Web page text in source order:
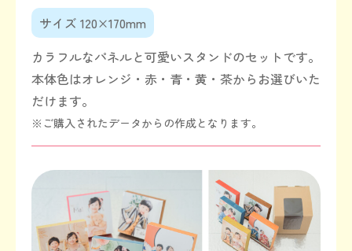
サイズ 120×170mm
カラフルなパネルと可愛いスタンドのセットです。
本体色はオレンジ・赤・青・黄・茶からお選びいた
だけます。
※ご購入されたデータからの作成となります。